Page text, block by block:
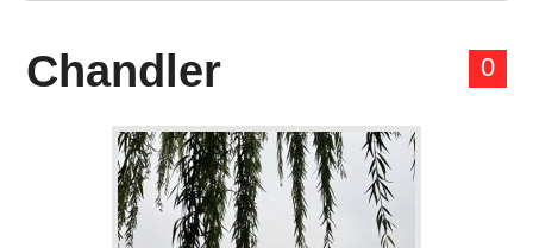
0
Chandler